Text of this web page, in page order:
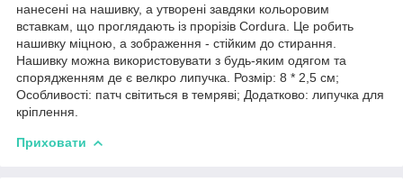
нанесені на нашивку, а утворені завдяки кольоровим
вставкам, що проглядають із прорізів Cordura. Це робить
нашивку міцною, а зображення - стійким до стирання.
Нашивку можна використовувати з будь-яким одягом та
спорядженням де є велкро липучка. Розмір: 8 * 2,5 см;
Особливості: патч світиться в темряві; Додатково: липучка для
кріплення.
Приховати